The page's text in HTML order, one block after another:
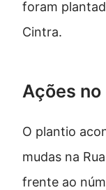
foram
Cintra.
Ações
O plantio
mudas na
frente ao